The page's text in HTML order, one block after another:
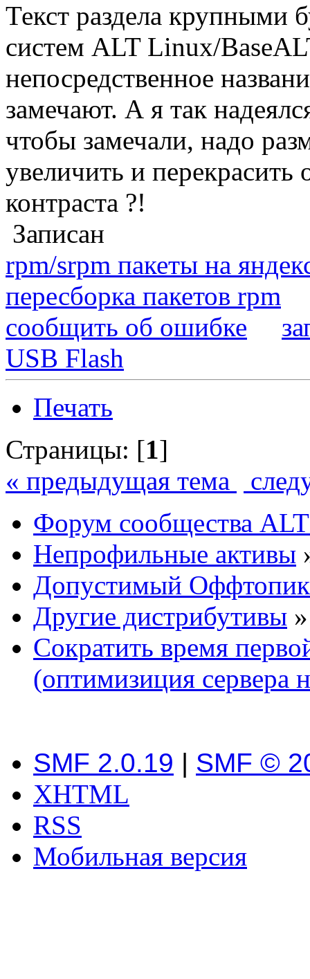
Текст раздела крупными
систем ALT Linux/
непосредственное
замечают. А я так
чтобы замечали, надо
увеличить и
контраста ?!
Записан
rpm/srpm пакеты на
пересборка пакетов rpm
сообщить об ошибке
USB Flash
Печать
Страницы: [1]
« предыдущая тема
Форум сообщества
Непрофильные активы
Допустимый Оффтопик
Другие дистрибутивы »
Сократить время
(оптимизиция сервера
SMF 2.0.19 | SMF ©
XHTML
RSS
Мобильная версия